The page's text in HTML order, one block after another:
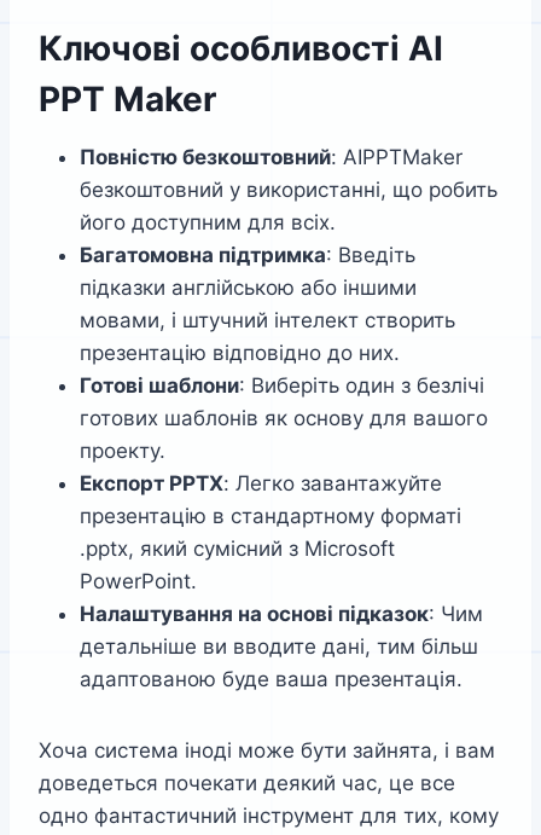
Ключові особливості AI
PPT Maker
Повністю безкоштовний: AIPPTMaker
безкоштовний у використанні, що робить
його доступним для всіх.
Багатомовна підтримка: Введіть
підказки англійською або іншими
мовами, і штучний інтелект створить
презентацію відповідно до них.
Готові шаблони: Виберіть один з безлічі
готових шаблонів як основу для вашого
проекту.
Експорт PPTX: Легко завантажуйте
презентацію в стандартному форматі
.pptx, який сумісний з Microsoft
PowerPoint.
Налаштування на основі підказок: Чим
детальніше ви вводите дані, тим більш
адаптованою буде ваша презентація.
Хоча система іноді може бути зайнята, і вам
доведеться почекати деякий час, це все
одно фантастичний інструмент для тих, кому